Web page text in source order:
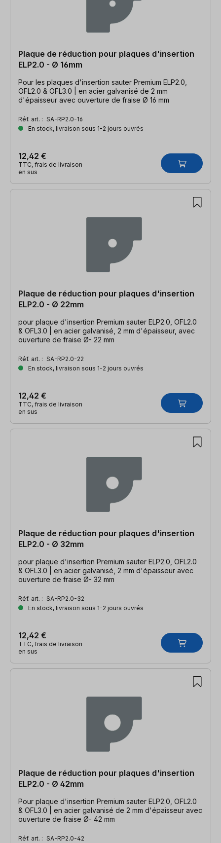
Plaque de réduction pour plaques d'insertion
ELP2.0 - Ø 16mm
Pour les plaques d'insertion sauter Premium ELP2.0,
OFL2.0 & OFL3.0 | en acier galvanisé de 2 mm
d'épaisseur avec ouverture de fraise Ø 16 mm
Réf. art. : SA-RP2.0-16
En stock, livraison sous 1-2 jours ouvrés
12,42 €
TTC, frais de livraison
en sus
Plaque de réduction pour plaques d'insertion
ELP2.0 - Ø 22mm
pour plaque d'insertion Premium sauter ELP2.0, OFL2.0
& OFL3.0 | en acier galvanisé, 2 mm d'épaisseur, avec
ouverture de fraise Ø- 22 mm
Réf. art. : SA-RP2.0-22
En stock, livraison sous 1-2 jours ouvrés
12,42 €
TTC, frais de livraison
en sus
Plaque de réduction pour plaques d'insertion
ELP2.0 - Ø 32mm
pour plaque d'insertion Premium sauter ELP2.0, OFL2.0
& OFL3.0 | en acier galvanisé, 2 mm d'épaisseur avec
ouverture de fraise Ø- 32 mm
Réf. art. : SA-RP2.0-32
En stock, livraison sous 1-2 jours ouvrés
12,42 €
TTC, frais de livraison
en sus
Plaque de réduction pour plaques d'insertion
ELP2.0 - Ø 42mm
Pour plaque d'insertion Premium sauter ELP2.0, OFL2.0
& OFL3.0 | en acier galvanisé de 2 mm d'épaisseur avec
ouverture de fraise Ø- 42 mm
Réf. art. : SA-RP2.0-42